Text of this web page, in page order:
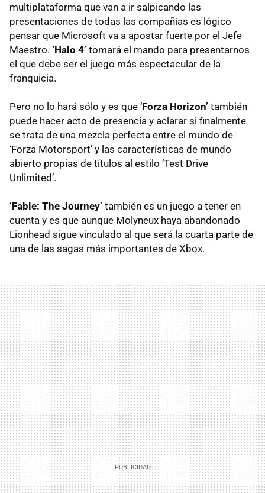
multiplataforma que van a ir salpicando las
presentaciones de todas las compañías es lógico
pensar que Microsoft va a apostar fuerte por el Jefe
Maestro. ‘Halo 4’ tomará el mando para presentarnos
el que debe ser el juego más espectacular de la
franquicia.
Pero no lo hará sólo y es que ‘Forza Horizon’ también
puede hacer acto de presencia y aclarar si finalmente
se trata de una mezcla perfecta entre el mundo de
‘Forza Motorsport’ y las características de mundo
abierto propias de títulos al estilo ‘Test Drive
Unlimited’.
‘Fable: The Journey’ también es un juego a tener en
cuenta y es que aunque Molyneux haya abandonado
Lionhead sigue vinculado al que será la cuarta parte de
una de las sagas más importantes de Xbox.